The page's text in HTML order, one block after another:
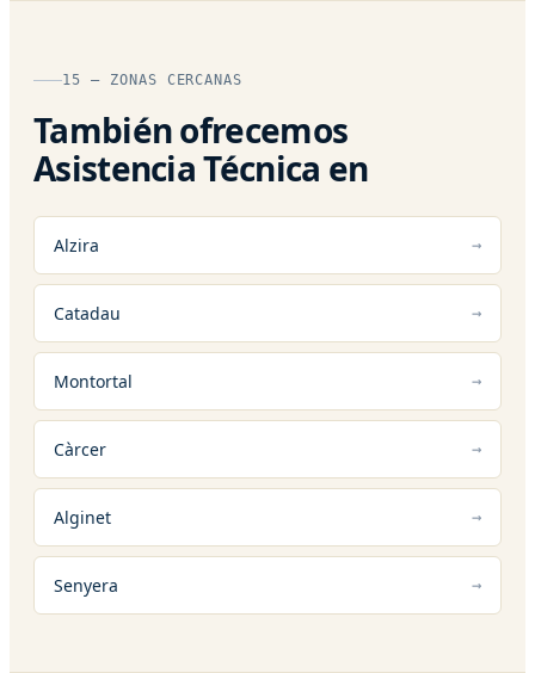
15 — ZONAS CERCANAS
También ofrecemos
Asistencia Técnica en
Alzira
Catadau
Montortal
Càrcer
Alginet
Senyera